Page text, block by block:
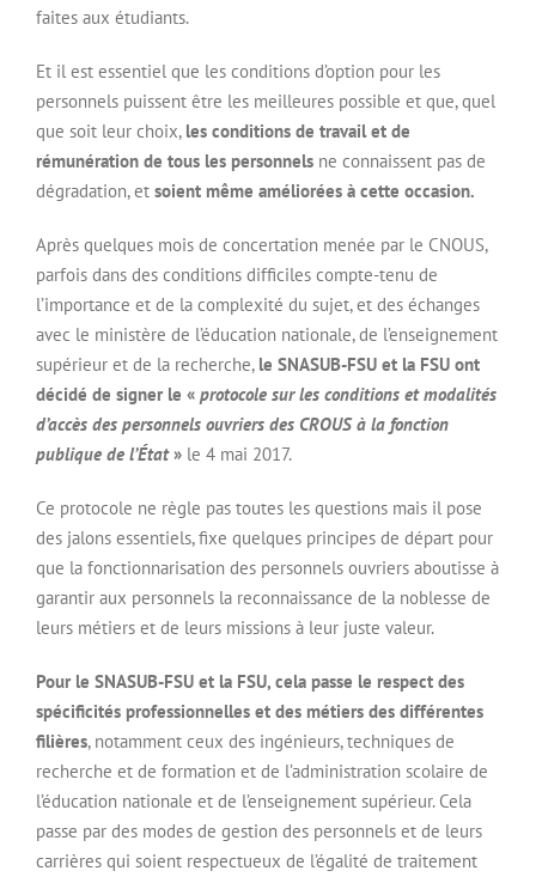
faites aux étudiants.
Et il est essentiel que les conditions d’option pour les
personnels puissent être les meilleures possible et que, quel
que soit leur choix, les conditions de travail et de
rémunération de tous les personnels ne connaissent pas de
dégradation, et soient même améliorées à cette occasion.
Après quelques mois de concertation menée par le CNOUS,
parfois dans des conditions difficiles compte-tenu de
l’importance et de la complexité du sujet, et des échanges
avec le ministère de l’éducation nationale, de l’enseignement
supérieur et de la recherche, le SNASUB-FSU et la FSU ont
décidé de signer le « protocole sur les conditions et modalités
d’accès des personnels ouvriers des CROUS à la fonction
publique de l’État» le 4 mai 2017.
Ce protocole ne règle pas toutes les questions mais il pose
des jalons essentiels, fixe quelques principes de départ pour
que la fonctionnarisation des personnels ouvriers aboutisse à
garantir aux personnels la reconnaissance de la noblesse de
leurs métiers et de leurs missions à leur juste valeur.
Pour le SNASUB-FSU et la FSU, cela passe le respect des
spécificités professionnelles et des métiers des différentes
filières, notamment ceux des ingénieurs, techniques de
recherche et de formation et de l’administration scolaire de
l’éducation nationale et de l’enseignement supérieur. Cela
passe par des modes de gestion des personnels et de leurs
carrières qui soient respectueux de l’égalité de traitement